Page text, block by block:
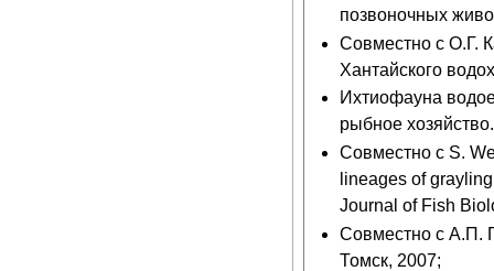
позвоночных
Совместно с О.Г.
Хантайского
Ихтиофауна
рыбное
Совместно с S.
lineages of
Journal of Fish
Совместно с А.П.
Томск, 2007;